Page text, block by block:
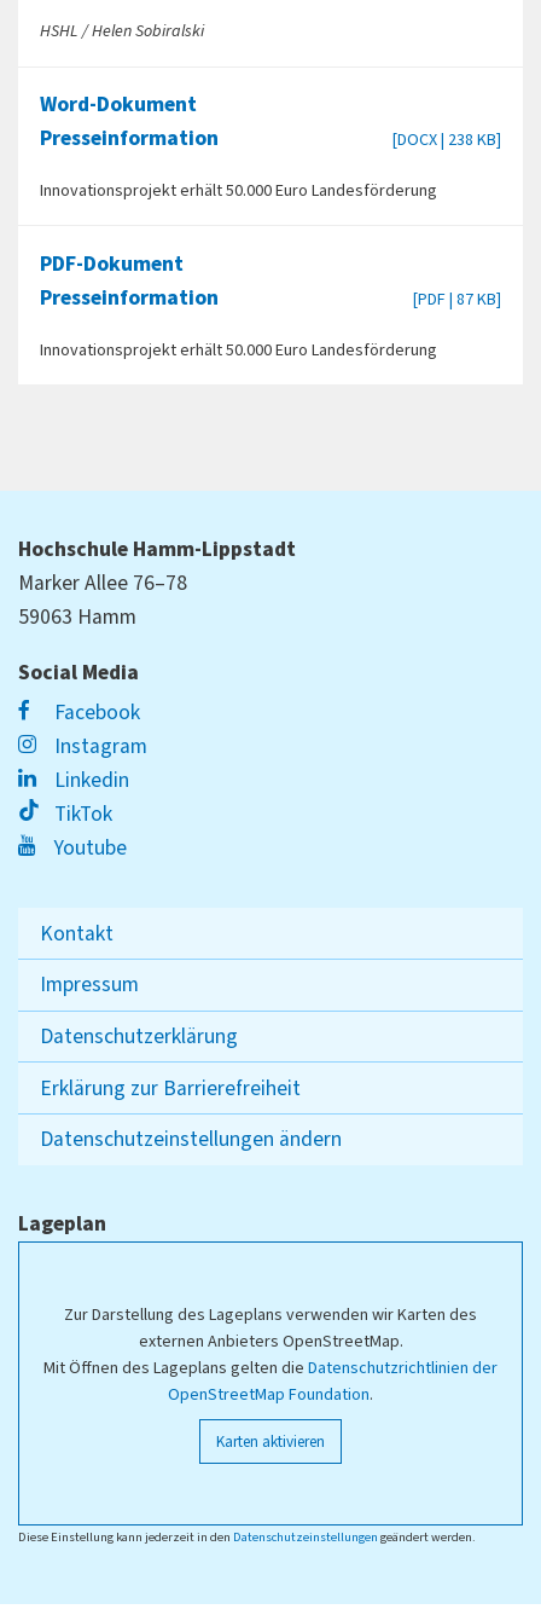
HSHL / Helen Sobiralski
Word-Dokument
Presseinformation
[DOCX | 238 KB]
Innovationsprojekt erhält 50.000 Euro Landesförderung
PDF-Dokument
Presseinformation
[PDF | 87 KB]
Innovationsprojekt erhält 50.000 Euro Landesförderung
Hochschule Hamm-Lippstadt
Marker Allee 76–78
59063 Hamm
Social Media
Facebook
Instagram
Linkedin
TikTok
Youtube
Kontakt
Impressum
Datenschutzerklärung
Erklärung zur Barrierefreiheit
Datenschutzeinstellungen ändern
Lageplan
Zur Darstellung des Lageplans verwenden wir Karten des
externen Anbieters OpenStreetMap.
Mit Öffnen des Lageplans gelten die Datenschutzrichtlinien der
OpenStreetMap Foundation.
Karten aktivieren
Diese Einstellung kann jederzeit in den Datenschutzeinstellungen geändert werden.